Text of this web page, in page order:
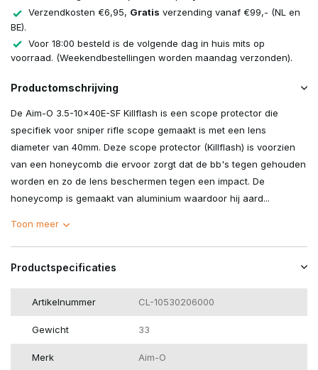
Verzendkosten €6,95, Gratis verzending vanaf €99,- (NL en
BE).
Voor 18:00 besteld is de volgende dag in huis mits op
voorraad. (Weekendbestellingen worden maandag verzonden).
Productomschrijving
De Aim-O 3.5-10x40E-SF Killflash is een scope protector die
specifiek voor sniper rifle scope gemaakt is met een lens
diameter van 40mm. Deze scope protector (Killflash) is voorzien
van een honeycomb die ervoor zorgt dat de bb's tegen gehouden
worden en zo de lens beschermen tegen een impact. De
honeycomp is gemaakt van aluminium waardoor hij aard...
Toon meer
Productspecificaties
Artikelnummer CL-10530206000
Gewicht 33
Merk Aim-O